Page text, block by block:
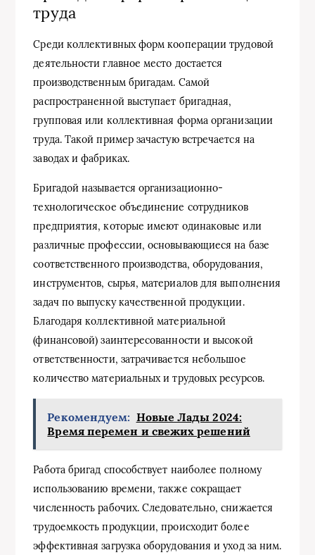
труда
Среди коллективных форм кооперации трудовой
деятельности главное место достается
производственным бригадам. Самой
распространенной выступает бригадная,
групповая или коллективная форма организации
труда. Такой пример зачастую встречается на
заводах и фабриках.
Бригадой называется организационно-
технологическое объединение сотрудников
предприятия, которые имеют одинаковые или
различные профессии, основывающиеся на базе
соответственного производства, оборудования,
инструментов, сырья, материалов для выполнения
задач по выпуску качественной продукции.
Благодаря коллективной материальной
(финансовой) заинтересованности и высокой
ответственности, затрачивается небольшое
количество материальных и трудовых ресурсов.
Рекомендуем: Новые Лады 2024:
Время перемен и свежих решений
Работа бригад способствует наиболее полному
использованию времени, также сокращает
численность рабочих. Следовательно, снижается
трудоемкость продукции, происходит более
эффективная загрузка оборудования и уход за ним.